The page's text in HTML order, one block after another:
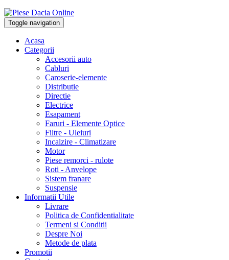
Toggle navigation
Acasa
Categorii
Accesorii auto
Cabluri
Caroserie-elemente
Distributie
Directie
Electrice
Esapament
Faruri - Elemente Optice
Filtre - Uleiuri
Incalzire - Climatizare
Motor
Piese remorci - rulote
Roti - Anvelope
Sistem franare
Suspensie
Informatii Utile
Livrare
Politica de Confidentialitate
Termeni si Conditii
Despre Noi
Metode de plata
Promotii